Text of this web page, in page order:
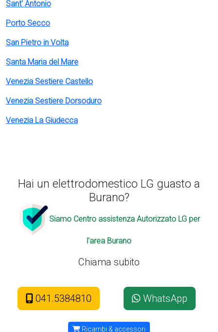
Sant' Antonio
Porto Secco
San Pietro in Volta
Santa Maria del Mare
Venezia Sestiere Castello
Venezia Sestiere Dorsoduro
Venezia La Giudecca
Hai un elettrodomestico LG guasto a
Burano?
Siamo Centro assistenza Autorizzato LG per
l'area Burano
Chiama subito
041.5384810 WhatsApp
Ricambi & accessori